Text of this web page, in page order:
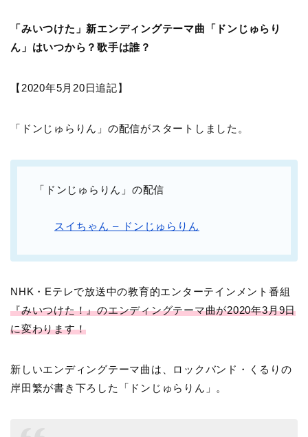
「みいつけた」新エンディングテーマ曲「ドンじゅらり
ん」はいつから？歌手は誰？
【2020年5月20日追記】
「ドンじゅらりん」の配信がスタートしました。
「ドンじゅらりん」の配信
スイちゃん – ドンじゅらりん
NHK・Eテレで放送中の教育的エンターテインメント番組
『みいつけた！』のエンディングテーマ曲が2020年3月9日
に変わります！
新しいエンディングテーマ曲は、ロックバンド・くるりの
岸田繁が書き下ろした「ドンじゅらりん」。